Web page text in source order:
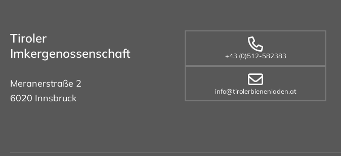
Tiroler
Imkergenossenschaft
Meranerstraße 2
6020 Innsbruck
+43 (0)512-582383
info@tirolerbienenladen.at